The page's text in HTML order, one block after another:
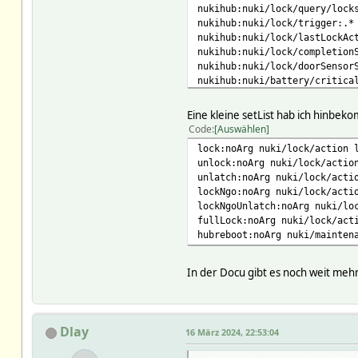
nukihub:nuki/lock/query/
nukihub:nuki/lock/
nukihub:nuki/lock/
nukihub:nuki/lock/
nukihub:nuki/lock/
nukihub:nuki/battery/
nukihub:nuki/battery/
nukihub:nuki/battery/
nukihub:nuki/lock/json:.* {
nukihub:nuki/presence/
nukihub:nuki/battery/
nukihub:nuki/battery/
nukihub:nuki/battery/
nukihub:nuki/battery/
nukihub:nuki/configuration/
nukihub:nuki/configuration/
nukihub:nuki/configuration/
nukihub:nuki/info/
nukihub:nuki/configuration/
nukihub:nuki/lock/rssi:.*
nukihub:nuki/lock/log:.* log
Eine kleine setList hab ich
Code Auswählen
lock:noArg nuki/lock/action
unlock:noArg nuki/lock/
unlatch:noArg nuki/lock/
lockNgo:noArg nuki/lock/
lockNgoUnlatch:noArg nuki/
fullLock:noArg nuki/lock/
hubreboot:noArg nuki/
In der Docu gibt es noch weit
Dlay 16 März 2024, 22:53:04